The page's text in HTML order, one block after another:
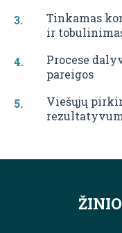
Tinkamas
ir
Procese
pareigos
Viešųjų